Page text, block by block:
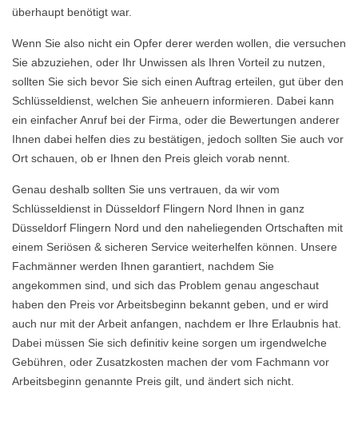
überhaupt benötigt war.
Wenn Sie also nicht ein Opfer derer werden wollen, die versuchen
Sie abzuziehen, oder Ihr Unwissen als Ihren Vorteil zu nutzen,
sollten Sie sich bevor Sie sich einen Auftrag erteilen, gut über den
Schlüsseldienst, welchen Sie anheuern informieren. Dabei kann
ein einfacher Anruf bei der Firma, oder die Bewertungen anderer
Ihnen dabei helfen dies zu bestätigen, jedoch sollten Sie auch vor
Ort schauen, ob er Ihnen den Preis gleich vorab nennt.
Genau deshalb sollten Sie uns vertrauen, da wir vom
Schlüsseldienst in Düsseldorf Flingern Nord Ihnen in ganz
Düsseldorf Flingern Nord und den naheliegenden Ortschaften mit
einem Seriösen & sicheren Service weiterhelfen können. Unsere
Fachmänner werden Ihnen garantiert, nachdem Sie
angekommen sind, und sich das Problem genau angeschaut
haben den Preis vor Arbeitsbeginn bekannt geben, und er wird
auch nur mit der Arbeit anfangen, nachdem er Ihre Erlaubnis hat.
Dabei müssen Sie sich definitiv keine sorgen um irgendwelche
Gebühren, oder Zusatzkosten machen der vom Fachmann vor
Arbeitsbeginn genannte Preis gilt, und ändert sich nicht.